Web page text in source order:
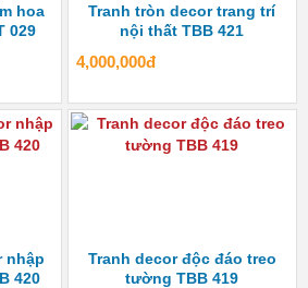
hoa
029
Tranh tròn decor trang trí
nội thất TBB 421
4,000,000đ
nhập
420
Tranh decor độc đáo treo
tường TBB 419